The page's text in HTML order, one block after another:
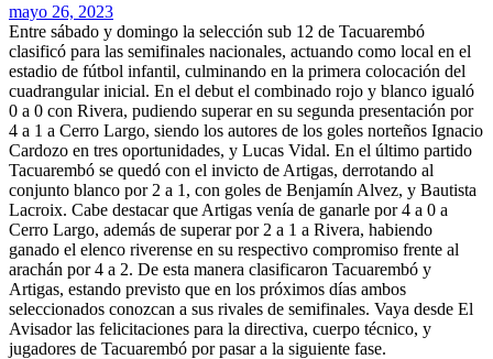
mayo 26, 2023
Entre sábado y domingo la selección sub 12 de Tacuarembó
clasificó para las semifinales nacionales, actuando como local en el
estadio de fútbol infantil, culminando en la primera colocación del
cuadrangular inicial. En el debut el combinado rojo y blanco igualó
0 a 0 con Rivera, pudiendo superar en su segunda presentación por
4 a 1 a Cerro Largo, siendo los autores de los goles norteños Ignacio
Cardozo en tres oportunidades, y Lucas Vidal. En el último partido
Tacuarembó se quedó con el invicto de Artigas, derrotando al
conjunto blanco por 2 a 1, con goles de Benjamín Alvez, y Bautista
Lacroix. Cabe destacar que Artigas venía de ganarle por 4 a 0 a
Cerro Largo, además de superar por 2 a 1 a Rivera, habiendo
ganado el elenco riverense en su respectivo compromiso frente al
arachán por 4 a 2. De esta manera clasificaron Tacuarembó y
Artigas, estando previsto que en los próximos días ambos
seleccionados conozcan a sus rivales de semifinales. Vaya desde El
Avisador las felicitaciones para la directiva, cuerpo técnico, y
jugadores de Tacuarembó por pasar a la siguiente fase.